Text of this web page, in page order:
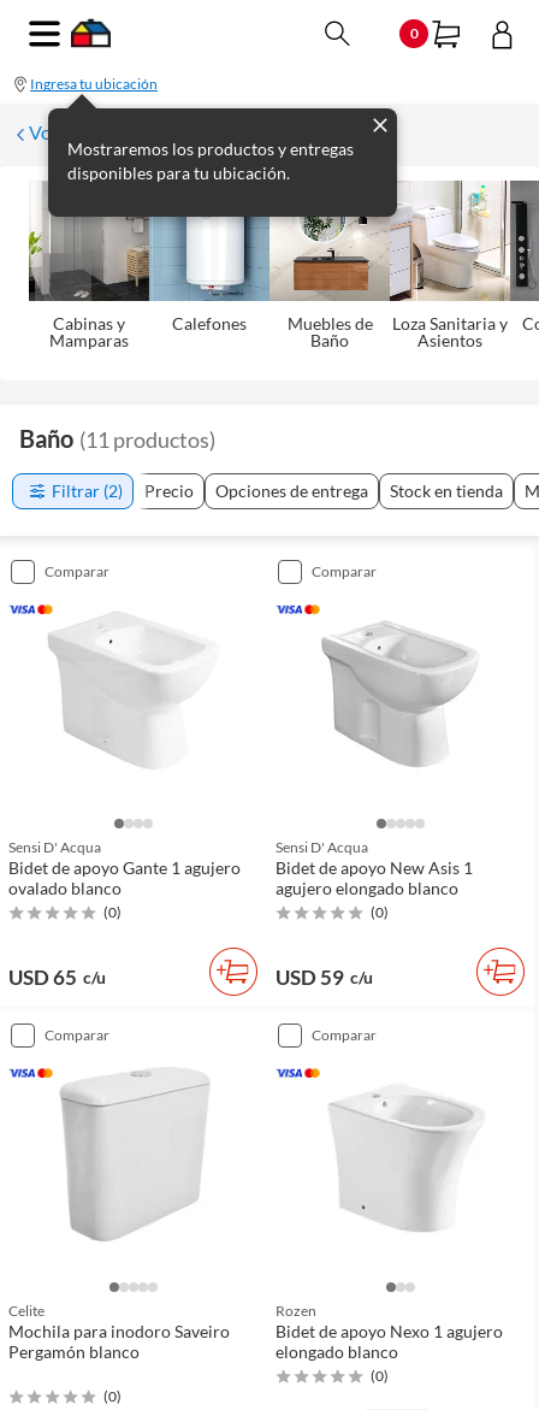
0
Ingresa tu ubicación
Mostraremos los productos y entregas
disponibles para tu ubicación.
Volver
Cabinas y
Mamparas
Calefones
Muebles de
Baño
Loza Sanitaria y
Asientos
Baño (11 productos)
Filtrar (2) Precio Opciones de entrega Stock en tienda
comparar
Sensi D' Acqua
Bidet de apoyo Gante 1 agujero
ovalado blanco
(0)
USD 65 c/u
comparar
Sensi D' Acqua
Bidet de apoyo New Asis 1
agujero elongado blanco
(0)
USD 59 c/u
comparar
Celite
Mochila para inodoro Saveiro
Pergamón blanco
(0)
comparar
Rozen
Bidet de apoyo Nexo 1 agujero
elongado blanco
(0)